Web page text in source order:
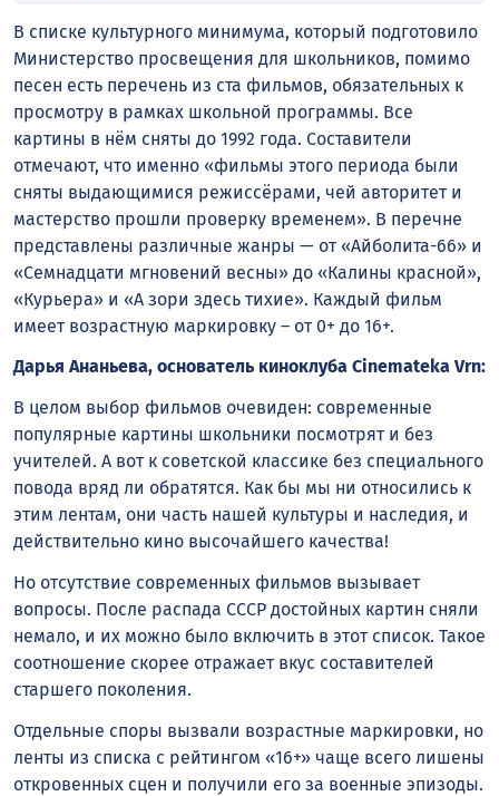
В списке культурного минимума, который подготовило
Министерство просвещения для школьников, помимо
песен есть перечень из ста фильмов, обязательных к
просмотру в рамках школьной программы. Все
картины в нём сняты до 1992 года. Составители
отмечают, что именно «фильмы этого периода были
сняты выдающимися режиссёрами, чей авторитет и
мастерство прошли проверку временем». В перечне
представлены различные жанры — от «Айболита-66» и
«Семнадцати мгновений весны» до «Калины красной»,
«Курьера» и «А зори здесь тихие». Каждый фильм
имеет возрастную маркировку – от 0+ до 16+.
Дарья Ананьева, основатель киноклуба Cinemateka Vrn:
В целом выбор фильмов очевиден: современные
популярные картины школьники посмотрят и без
учителей. А вот к советской классике без специального
повода вряд ли обратятся. Как бы мы ни относились к
этим лентам, они часть нашей культуры и наследия, и
действительно кино высочайшего качества!
Но отсутствие современных фильмов вызывает
вопросы. После распада СССР достойных картин сняли
немало, и их можно было включить в этот список. Такое
соотношение скорее отражает вкус составителей
старшего поколения.
Отдельные споры вызвали возрастные маркировки, но
ленты из списка с рейтингом «16+» чаще всего лишены
откровенных сцен и получили его за военные эпизоды.